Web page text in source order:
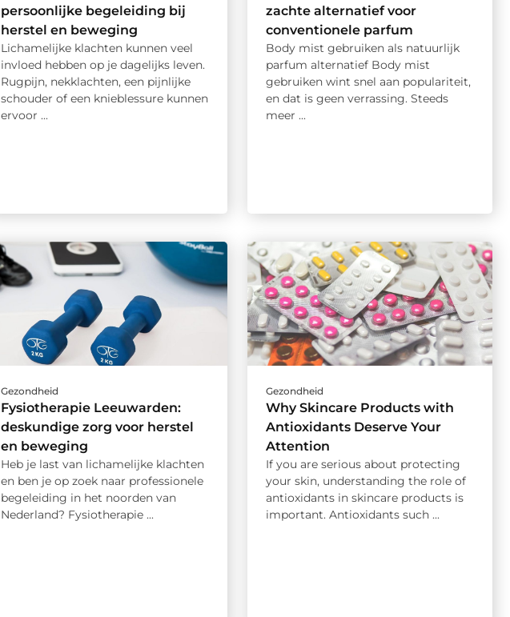
persoonlijke begeleiding bij
herstel en beweging
Lichamelijke klachten kunnen veel
invloed hebben op je dagelijks leven.
Rugpijn, nekklachten, een pijnlijke
schouder of een knieblessure kunnen
ervoor ...
zachte alternatief voor
conventionele parfum
Body mist gebruiken als natuurlijk
parfum alternatief Body mist
gebruiken wint snel aan populariteit,
en dat is geen verrassing. Steeds
meer ...
Gezondheid
Fysiotherapie Leeuwarden:
deskundige zorg voor herstel
en beweging
Heb je last van lichamelijke klachten
en ben je op zoek naar professionele
begeleiding in het noorden van
Nederland? Fysiotherapie ...
Gezondheid
Why Skincare Products with
Antioxidants Deserve Your
Attention
If you are serious about protecting
your skin, understanding the role of
antioxidants in skincare products is
important. Antioxidants such ...